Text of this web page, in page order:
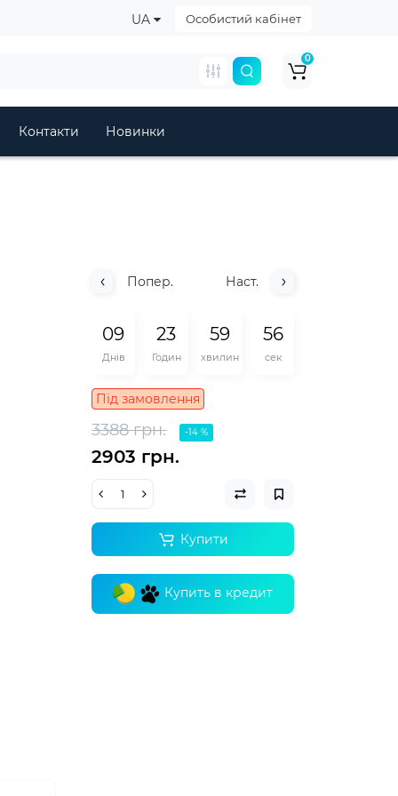
Особистий кабінет
UA
0
Контакти Новинки
Попер. Наст.
09
Днів
23
Годин
59
хвилин
56
сек
Під замовлення
3388 грн. -14 %
2903 грн.
Купити
Купить в кредит